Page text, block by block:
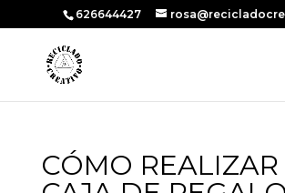
626644427
CÓMO